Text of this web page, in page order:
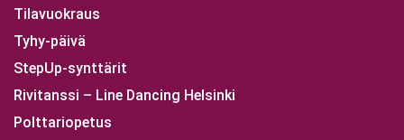
Tilavuokraus
Tyhy-päivä
StepUp-synttärit
Rivitanssi – Line Dancing Helsinki
Polttariopetus